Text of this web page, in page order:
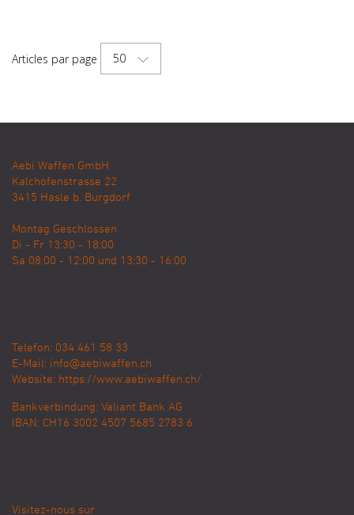
Articles par page 50
Aebi Waffen GmbH
Kalchofenstrasse 22
3415 Hasle b. Burgdorf
Montag Geschlossen
Di - Fr 13:30 - 18:00
Sa 08:00 - 12:00 und 13:30 - 16:00
Telefon: 034 461 58 33
E-Mail: info@aebiwaffen.ch
Website: https://www.aebiwaffen.ch/
Bankverbindung: Valiant Bank AG
IBAN: CH16 3002 4507 5685 2783 6
Visitez-nous sur